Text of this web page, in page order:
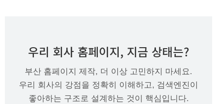
우리 회사 홈페이지, 지금 상태는?
부산 홈페이지 제작, 더 이상 고민하지 마세요.
우리 회사의 강점을 정확히 이해하고, 검색엔진이
좋아하는 구조로 설계하는 것이 핵심입니다.